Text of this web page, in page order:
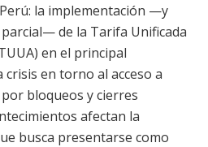
la implementación —y
de la Tarifa Unificada
en el principal
en torno al acceso a
bloqueos y cierres
afectan la
busca presentarse como